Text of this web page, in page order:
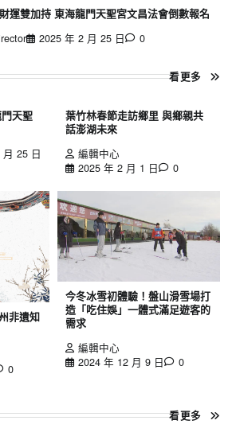
運雙加持 東海龍門天聖宮文昌法會倒數報名
2025 年 2 月 25 日 0
看更多
天聖
25 日
葉竹林春節走訪鄉里 與鄉親共
話澎湖未來
編輯中心
2025 年 2 月 1 日
0
非遺知
0
今冬冰雪初體驗！盤山滑雪場打
造「吃住娛」一體式滿足遊客的
需求
編輯中心
2024 年 12 月 9 日
0
看更多